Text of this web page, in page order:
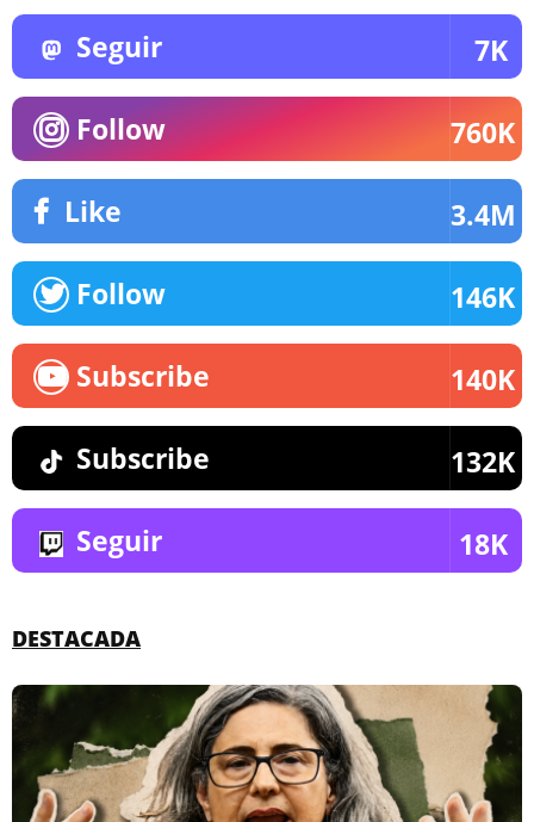
Seguir 7K
Follow 760K
Like 3.4M
Follow 146K
Subscribe 140K
Subscribe 132K
Seguir 18K
DESTACADA